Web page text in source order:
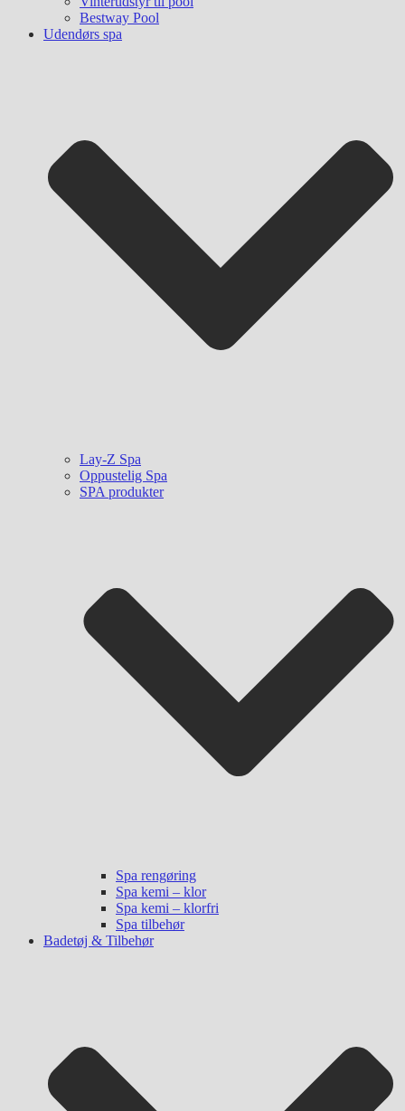
Bestway Pool
Udendørs spa
Lay-Z Spa
Oppustelig Spa
SPA produkter
Spa rengøring
Spa kemi – klor
Spa kemi – klorfri
Spa tilbehør
Badetøj & Tilbehør